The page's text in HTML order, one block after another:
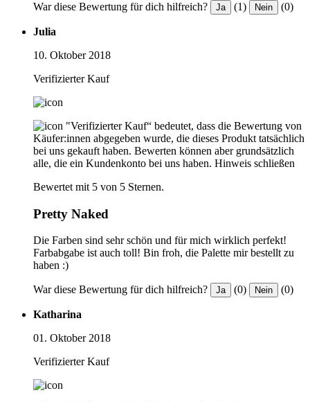
War diese Bewertung für dich hilfreich? Ja (1) Nein (0)
Julia
10. Oktober 2018
Verifizierter Kauf
"Verifizierter Kauf“ bedeutet, dass die Bewertung von
Käufer:innen abgegeben wurde, die dieses Produkt tatsächlich
bei uns gekauft haben. Bewerten können aber grundsätzlich
alle, die ein Kundenkonto bei uns haben. Hinweis schließen
Bewertet mit 5 von 5 Sternen.
Pretty Naked
Die Farben sind sehr schön und für mich wirklich perfekt!
Farbabgabe ist auch toll! Bin froh, die Palette mir bestellt zu
haben :)
War diese Bewertung für dich hilfreich? Ja (0) Nein (0)
Katharina
01. Oktober 2018
Verifizierter Kauf